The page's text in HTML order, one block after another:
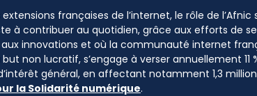
françaises de l’internet, le rôle de l’Afnic
à contribuer au quotidien, grâce aux efforts de
innovations et où la communauté internet
non lucratif, s’engage à verser annuellement
général, en affectant notamment 1,3
la Solidarité numérique.